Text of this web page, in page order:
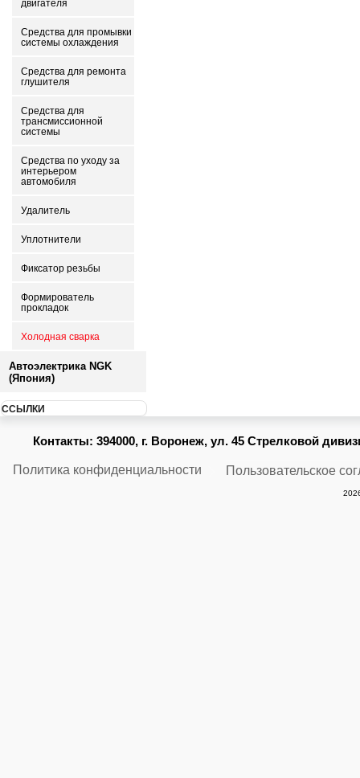
двигателя
Средства для промывки
системы охлаждения
Средства для ремонта
глушителя
Средства для
трансмиссионной
системы
Средства по уходу за
интерьером
автомобиля
Удалитель
Уплотнители
Фиксатор резьбы
Формирователь
прокладок
Холодная сварка
Автоэлектрика NGK
(Япония)
ССЫЛКИ
Контакты: 394000, г. Воронеж, ул. 45 Стрелковой
Политика конфиденциальности Пользовательское